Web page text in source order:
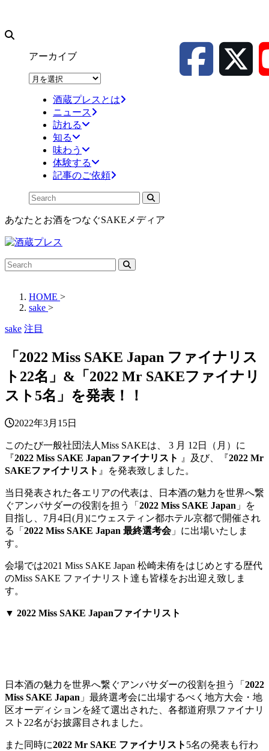
アーカイブ
ア
酒蔵プレスとは
ニュース
訪れる
知る
味わう
体験する
記事のご依頼
あなたとお酒をつなぐSAKEメディア
HOME >
sake >
sake 注目
「2022 Miss SAKE Japan ファイナリス
ト22名」&「2022 Mr SAKEファイナリ
スト5名」を発表！！
2022年3月15日
このたび⼀般社団法⼈Miss SAKEは、 3 ⽉ 12⽇（⽉）に
『2022 Miss SAKE Japanファイナリスト 』及び、『2022 Mr
SAKEファイナリスト 』を発表致しました。
当⽇発表された各エリアの代表は、⽇本酒の魅⼒を世界へ繋
ぐアンバサダーの役割を担う「 2022 Miss SAKE Japan 」を
⽬指し、7⽉4⽇(⽉)にウェスティン都ホテル京都で開催され
る「 2022 Miss SAKE Japan 最終選考会」に出場いたしま
す。
会場では2021 Miss SAKE Japan 松崎未侑をはじめとする歴代
のMiss SAKE ファイナリスト達も皆様をお出迎え致しま
す。
▼ 2022 Miss SAKE Japanファイナリスト
⽇本酒の魅⼒を世界へ繋ぐアンバサダーの役割を担う「 2022
Miss SAKE Japan 」最終選考会に出場するべく地⽅⼤会・地
区オーディションを経て選出された、各都道府県ファイナリ
スト22名がお披露⽬されました。
また同時に2022 Mr SAKE ファイナリスト 5名の発表も⾏わ